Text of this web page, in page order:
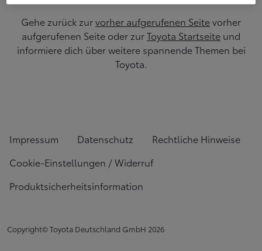
Gehe zurück zurvorher aufgerufenen Seitevorher
aufgerufenen Seite oder zurToyota Startseite und
informiere dich über weitere spannende Themen bei
Toyota.
Impressum Datenschutz
Rechtliche Hinweise
Cookie-Einstellungen / Widerruf
Produktsicherheitsinformation
Copyright© Toyota Deutschland GmbH 2026